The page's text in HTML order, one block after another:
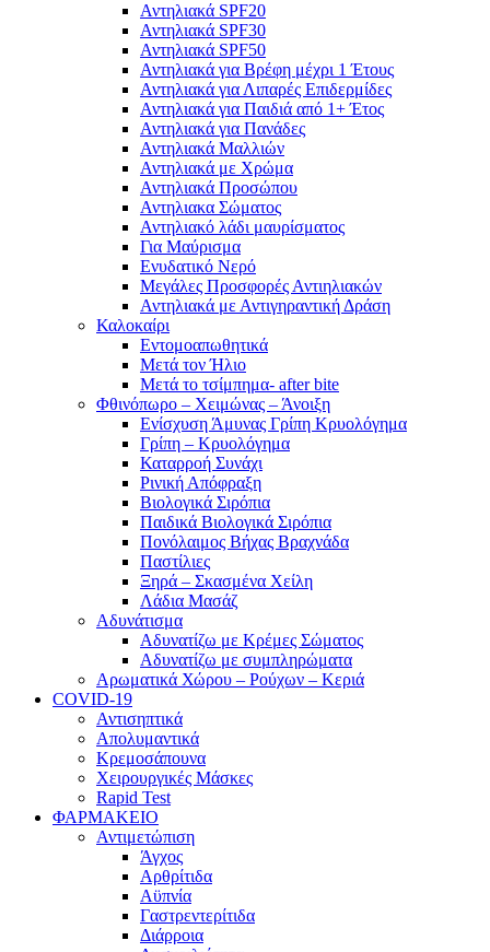
Αντηλιακά SPF20
Αντηλιακά SPF30
Αντηλιακά SPF50
Αντηλιακά για Βρέφη μέχρι 1 Έτους
Αντηλιακά για Λιπαρές Επιδερμίδες
Αντηλιακά για Παιδιά από 1+ Έτος
Αντηλιακά για Πανάδες
Αντηλιακά Μαλλιών
Αντηλιακά με Χρώμα
Αντηλιακά Προσώπου
Αντηλιακα Σώματος
Αντηλιακό λάδι μαυρίσματος
Για Μαύρισμα
Ενυδατικό Νερό
Μεγάλες Προσφορές Αντιηλιακών
Αντηλιακά με Αντιγηραντική Δράση
Καλοκαίρι
Εντομοαπωθητικά
Μετά τον Ήλιο
Μετά το τσίμπημα- after bite
Φθινόπωρο – Χειμώνας – Άνοιξη
Ενίσχυση Άμυνας Γρίπη Κρυολόγημα
Γρίπη – Κρυολόγημα
Καταρροή Συνάχι
Ρινική Απόφραξη
Βιολογικά Σιρόπια
Παιδικά Βιολογικά Σιρόπια
Πονόλαιμος Βήχας Βραχνάδα
Παστίλιες
Ξηρά – Σκασμένα Χείλη
Λάδια Μασάζ
Αδυνάτισμα
Αδυνατίζω με Κρέμες Σώματος
Αδυνατίζω με συμπληρώματα
Αρωματικά Χώρου – Ρούχων – Κεριά
COVID-19
Αντισηπτικά
Απολυμαντικά
Κρεμοσάπουνα
Χειρουργικές Μάσκες
Rapid Test
ΦΑΡΜΑΚΕΙΟ
Αντιμετώπιση
Άγχος
Αρθρίτιδα
Αϋπνία
Γαστρεντερίτιδα
Διάρροια